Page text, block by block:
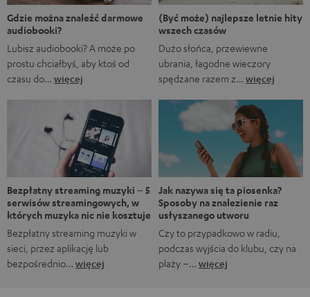
nadchodzących seriali. […]
Gdzie można znaleźć darmowe
audiobooki?
Lubisz audiobooki? A może po
prostu chciałbyś, aby ktoś od
czasu do… więcej
(Być może) najlepsze letnie hity
wszech czasów
Dużo słońca, przewiewne
ubrania, łagodne wieczory
spędzane razem z… więcej
Bezpłatny streaming muzyki – 5
serwisów streamingowych, w
których muzyka nic nie kosztuje
Bezpłatny streaming muzyki w
sieci, przez aplikację lub
bezpośrednio… więcej
Jak nazywa się ta piosenka?
Sposoby na znalezienie raz
usłyszanego utworu
Czy to przypadkowo w radiu,
podczas wyjścia do klubu, czy na
plaży –… więcej